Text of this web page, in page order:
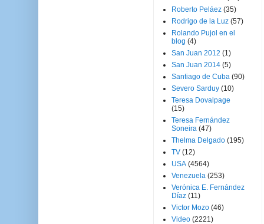
Roberto Peláez (35)
Rodrigo de la Luz (57)
Rolando Pujol en el
blog (4)
San Juan 2012 (1)
San Juan 2014 (5)
Santiago de Cuba (90)
Severo Sarduy (10)
Teresa Dovalpage
(15)
Teresa Fernández
Soneira (47)
Thelma Delgado (195)
TV (12)
USA (4564)
Venezuela (253)
Verónica E. Fernández
Díaz (11)
Victor Mozo (46)
Video (2221)